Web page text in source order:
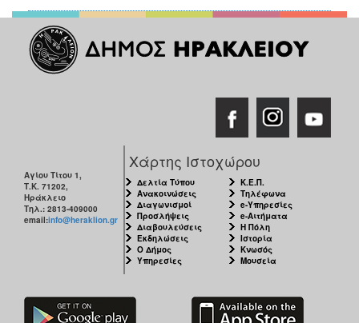
ΤΟΠΟΣ
Αγίου Τίτου 1,
Τ.Κ. 71202,
Ηράκλειο
Τηλ.: 2813-409000
email:info@heraklion.gr
Χάρτης Ιστοχώρου
Δελτία Τύπου
Ανακοινώσεις
Διαγωνισμοί
Προσλήψεις
Διαβουλεύσεις
Εκδηλώσεις
Ο Δήμος
Υπηρεσίες
Κ.Ε.Π.
Τηλέφωνα
e-Υπηρεσίες
e-Αιτήματα
Η Πόλη
Ιστορία
Κνωσός
Μουσεία